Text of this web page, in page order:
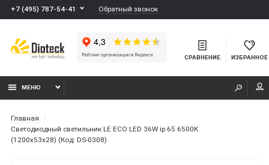
+7 (495) 787-54-41 Обратный звонок
СРАВНЕНИЕ ИЗБРАННОЕ
МЕНЮ
Главная
Светодиодный светильник LE ECO LED 36W ip 65 6500К
(1200x53x28) (Код: DS-0308)